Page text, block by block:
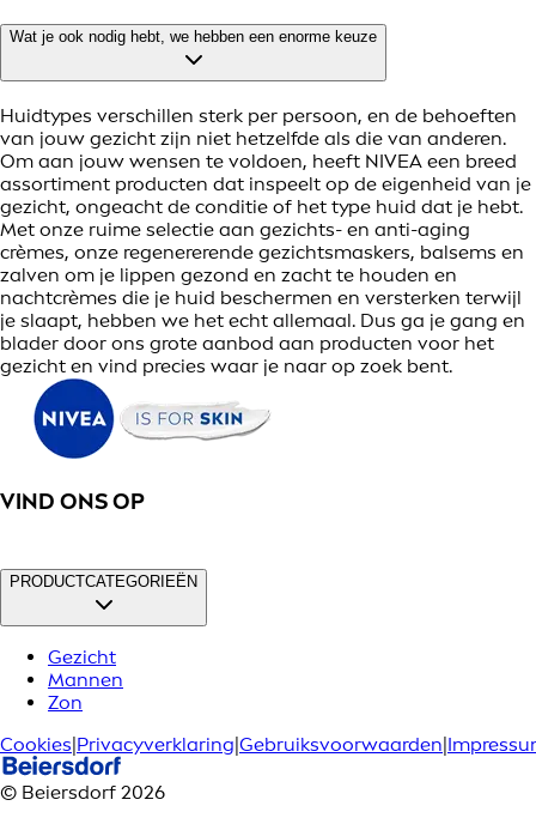
Wat je ook nodig hebt, we hebben een enorme keuze
Huidtypes verschillen sterk per persoon, en de behoeften
van jouw gezicht zijn niet hetzelfde als die van anderen.
Om aan jouw wensen te voldoen, heeft NIVEA een breed
assortiment producten dat inspeelt op de eigenheid van je
gezicht, ongeacht de conditie of het type huid dat je hebt.
Met onze ruime selectie aan gezichts- en anti-aging
crèmes, onze regenererende gezichtsmaskers, balsems en
zalven om je lippen gezond en zacht te houden en
nachtcrèmes die je huid beschermen en versterken terwijl
je slaapt, hebben we het echt allemaal. Dus ga je gang en
blader door ons grote aanbod aan producten voor het
gezicht en vind precies waar je naar op zoek bent.
VIND ONS OP
PRODUCTCATEGORIEËN
Gezicht
Mannen
Zon
Cookies|Privacyverklaring|Gebruiksvoorwaarden|
© Beiersdorf 2026